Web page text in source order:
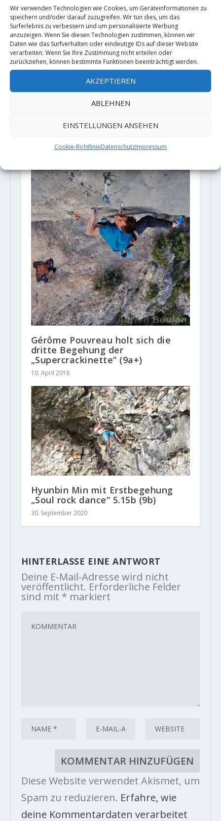
Wir verwenden Technologien wie Cookies, um Geräteinformationen zu
speichern und/oder darauf zuzugreifen. Wir tun dies, um das
Surferlebnis zu verbessern und um personalisierte Werbung
anzuzeigen. Wenn Sie diesen Technologien zustimmen, können wir
Daten wie das Surfverhalten oder eindeutige IDs auf dieser Website
verarbeiten. Wenn Sie Ihre Zustimmung nicht erteilen oder
zurückziehen, können bestimmte Funktionen beeinträchtigt werden.
AKZEPTIEREN
ABLEHNEN
EINSTELLUNGEN ANSEHEN
Cookie-RichtlinieDatenschutzImpressum
Gerard Rull holt sich eine
Begehung der „La Rambla“ 9a+
Gérôme Pouvreau holt sich die
dritte Begehung der
„Supercrackinette“ (9a+)
10. April 2018
Hyunbin Min mit Erstbegehung
„Soul rock dance“ 5.15b (9b)
30. September 2020
HINTERLASSE EINE ANTWORT
Deine E-Mail-Adresse wird nicht
veröffentlicht. Erforderliche Felder
sind mit * markiert
Diese Website verwendet Akismet, um
Spam zu reduzieren. Erfahre, wie
deine Kommentardaten verarbeitet